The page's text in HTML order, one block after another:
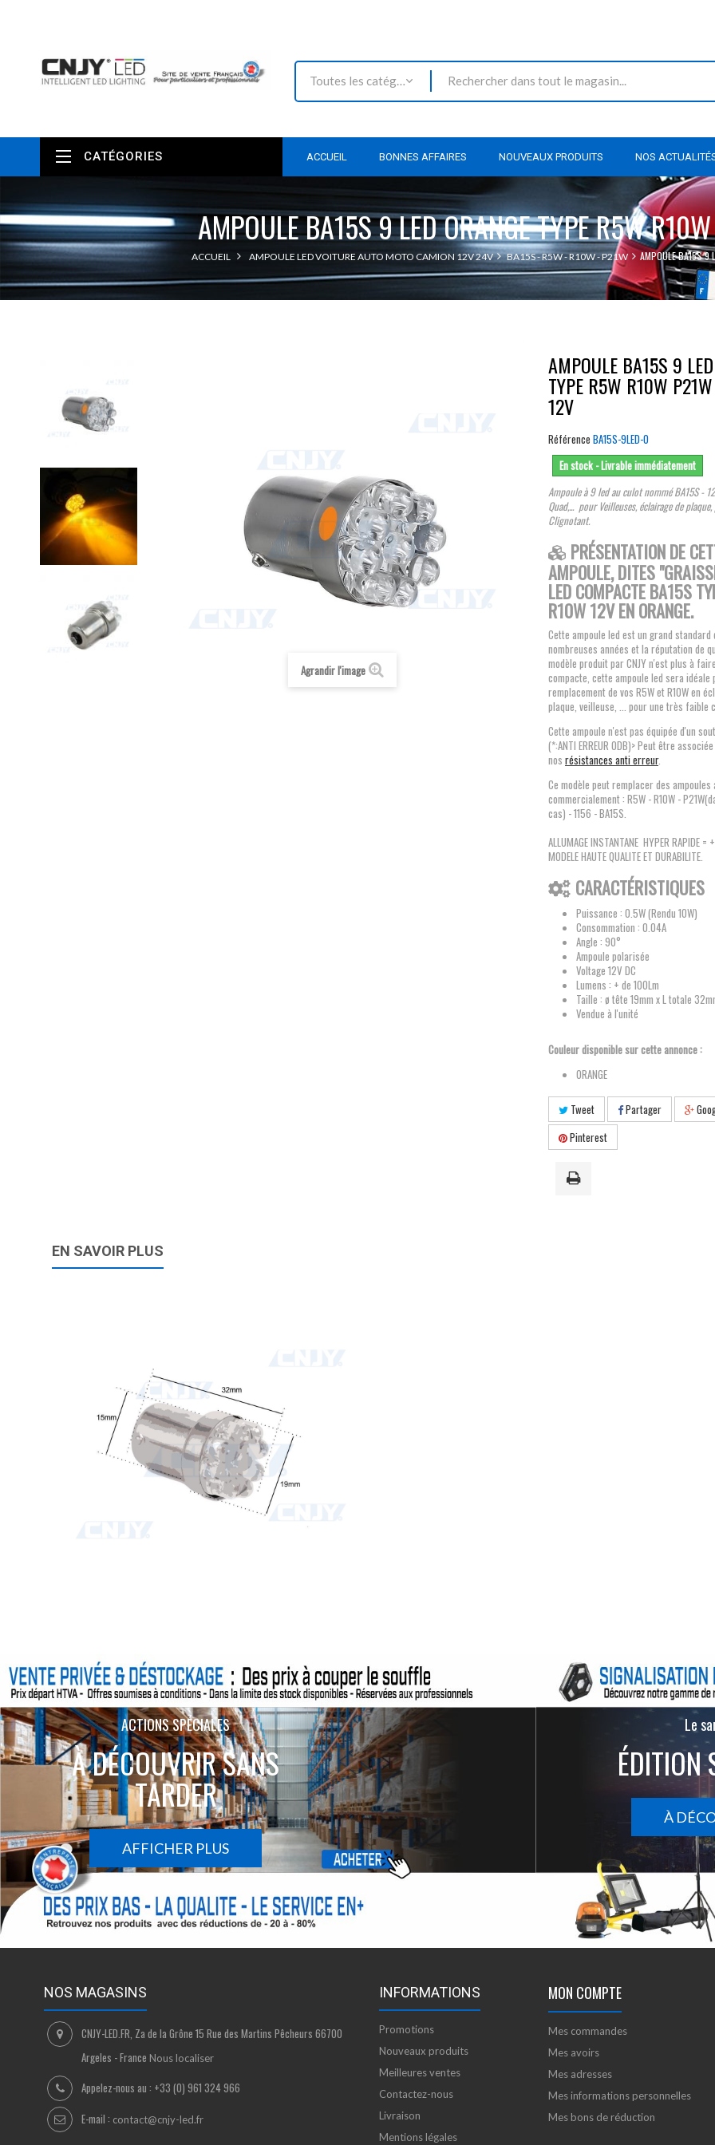
Toutes les catégories
ACCUEIL BONNES AFFAIRES NOUVEAUX PRODUITS NOS
CATÉGORIES
AMPOULE BA15S 9 LED ORANGE TYPE R5W
ACCUEIL AMPOULE LED VOITURE AUTO MOTO CAMION 12V 24V BA15S - R5W - R10W - P21W AMPOULE BA15S 9
Agrandir l'image
AMPOULE BA15S 9
TYPE R5W R10W
12V
Référence BA15S-9LED-O
En stock - Livrable immédiatement
Ampoule à 9 led au culot nommé BA15S -
Quad,... pour Veilleuses, éclairage de
Clignotant.
PRÉSENTATION DE
AMPOULE, DITES
LED COMPACTE BA15S
R10W 12V EN ORANGE.
Cette ampoule led est un grand standard
nombreuses années et la réputation de
modèle produit par CNJY n'est plus à
compacte, cette ampoule led sera idéale
remplacement de vos R5W et R10W en
plaque, veilleuse, ... pour une très faible
Cette ampoule n'est pas équipée d'un
(*:ANTI ERREUR ODB)> Peut être
nos résistances anti erreur.
Ce modèle peut remplacer des ampoules
commercialement : R5W - R10W -
cas) - 1156 - BA15S.
ALLUMAGE INSTANTANE HYPER RAPIDE
MODELE HAUTE QUALITE ET DURABILITE.
CARACTÉRISTIQUES
Puissance : 0.5W (Rendu 10W)
Consommation : 0.04A
Angle : 90°
Ampoule polarisée
Voltage 12V DC
Lumens : + de 100Lm
Taille : ø tête 19mm x L totale
Vendue à l'unité
Couleur disponible sur cette annonce :
ORANGE
Tweet Partager
Pinterest
EN SAVOIR PLUS
ACTIONS SPÉCIALES
À DÉCOUVRIR SANS
TARDER
AFFICHER PLUS
Le
ÉDITION
À
NOS MAGASINS
CNJY-LED.FR, Za de la Grône 15 Rue des Martins Pêcheurs 66700
Argeles - France Nous localiser
Appelez-nous au : +33 (0) 961 324 966
E-mail : contact@cnjy-led.fr
INFORMATIONS
Promotions
Nouveaux produits
Meilleures ventes
Contactez-nous
Livraison
Mentions légales
MON COMPTE
Mes commandes
Mes avoirs
Mes adresses
Mes informations personnelles
Mes bons de réduction